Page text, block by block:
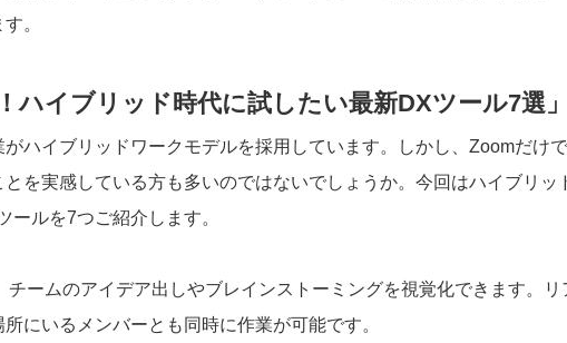
。
イブリッド時代に試したい最新DXツール7選」
ハイブリッドワークモデルを採用しています。しかし、Zoomだけで
を実感している方も多いのではないでしょうか。今回はハイブリッ
ルを7つご紹介します。
ームのアイデア出しやブレインストーミングを視覚化できます。リ
にいるメンバーとも同時に作業が可能です。